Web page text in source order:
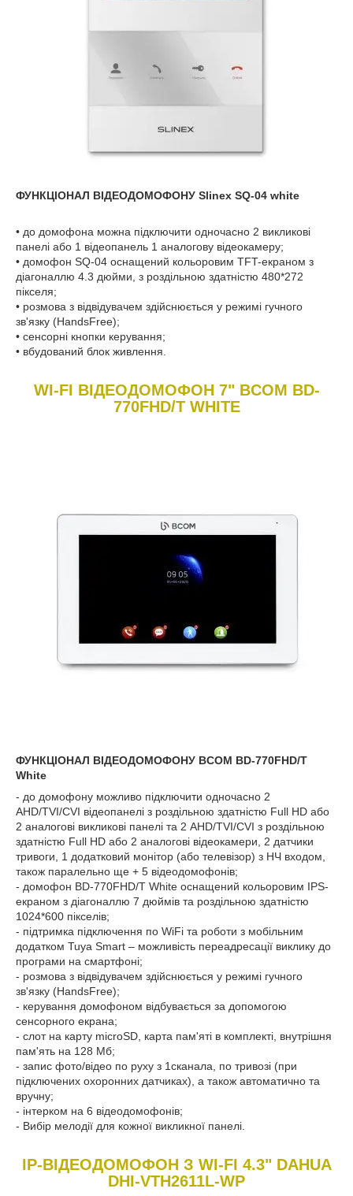
ФУНКЦІОНАЛ ВІДЕОДОМОФОНУ Slinex SQ-04 white
• до домофона можна підключити одночасно 2 викликові
панелі або 1 відеопанель 1 аналогову відеокамеру;
• домофон SQ-04 оснащений кольоровим TFT-екраном з
діагоналлю 4.3 дюйми, з роздільною здатністю 480*272
пікселя;
• розмова з відвідувачем здійснюється у режимі гучного
зв'язку (HandsFree);
• сенсорні кнопки керування;
• вбудований блок живлення.
WI-FI ВІДЕОДОМОФОН 7" BCOM BD-
770FHD/T WHITE
ФУНКЦІОНАЛ ВІДЕОДОМОФОНУ BCOM BD-770FHD/T
White
- до домофону можливо підключити одночасно 2
AHD/TVI/CVI відеопанелі з роздільною здатністю Full HD або
2 аналогові викликові панелі та 2 AHD/TVI/CVI з роздільною
здатністю Full HD або 2 аналогові відеокамери, 2 датчики
тривоги, 1 додатковий монітор (або телевізор) з НЧ входом,
також паралельно ще + 5 відеодомофонів;
- домофон BD-770FHD/T White оснащений кольоровим IPS-
екраном з діагоналлю 7 дюймів та роздільною здатністю
1024*600 пікселів;
- підтримка підключення по WiFi та роботи з мобільним
додатком Tuya Smart – можливість переадресації виклику до
програми на смартфоні;
- розмова з відвідувачем здійснюється у режимі гучного
зв'язку (HandsFree);
- керування домофоном відбувається за допомогою
сенсорного екрана;
- слот на карту microSD, карта пам'яті в комплекті, внутрішня
пам'ять на 128 Мб;
- запис фото/відео по руху з 1сканала, по тривозі (при
підключених охоронних датчиках), а також автоматично та
вручну;
- інтерком на 6 відеодомофонів;
- Вибір мелодії для кожної викликної панелі.
IP-ВІДЕОДОМОФОН З WI-FI 4.3" DAHUA
DHI-VTH2611L-WP